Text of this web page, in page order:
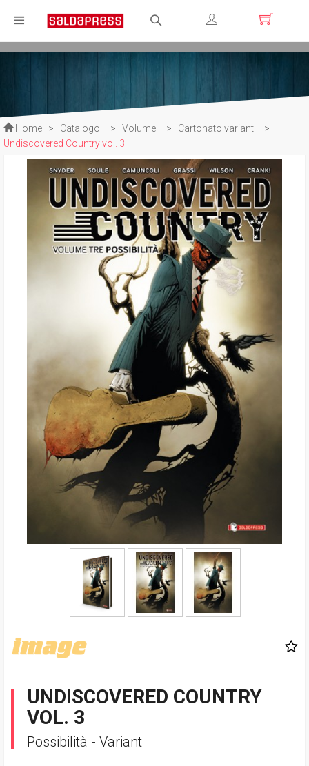
Registrati
Home > Catalogo > Volume > Cartonato variant
>
Undiscovered Country vol. 3
UNDISCOVERED COUNTRY
VOL. 3
Possibilità - Variant